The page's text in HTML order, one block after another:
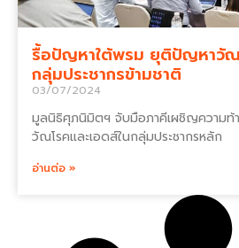
รื้อปัญหาใต้พรม ยุติปัญหาวัณ
กลุ่มประชากรข้ามชาติ
03/07/2024
มูลนิธิศุภนิมิตฯ จับมือภาคีเผชิญความท้
วัณโรคและเอดส์ในกลุ่มประชากรหลัก
อ่านต่อ »